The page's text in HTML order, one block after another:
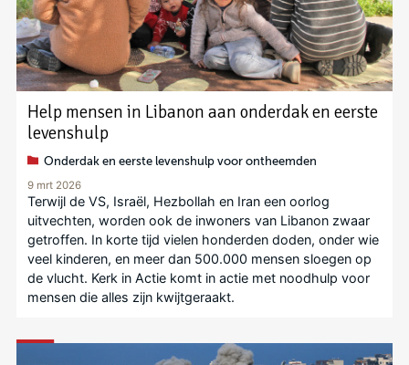
Help mensen in Libanon aan onderdak en eerste
levenshulp
Onderdak en eerste levenshulp voor ontheemden
9 mrt 2026
Terwijl de VS, Israël, Hezbollah en Iran een oorlog
uitvechten, worden ook de inwoners van Libanon zwaar
getroffen. In korte tijd vielen honderden doden, onder wie
veel kinderen, en meer dan 500.000 mensen sloegen op
de vlucht. Kerk in Actie komt in actie met noodhulp voor
mensen die alles zijn kwijtgeraakt.